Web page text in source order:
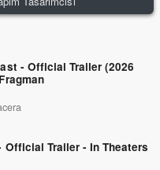
- Official Trailer (2026
Official Trailer - In Theaters